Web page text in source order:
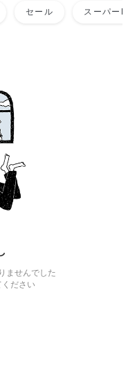
セール スーパー
ませんでした
ださい